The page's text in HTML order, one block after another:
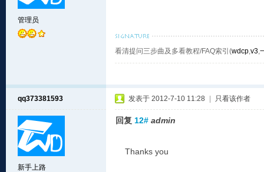
管理员
看清提问三步曲及多看教程/FAQ索引(wdcp,v3,
qq373381593
新手上路
发表于 2012-7-10 11:28 只看该作者
回复 12# admin
Thanks you